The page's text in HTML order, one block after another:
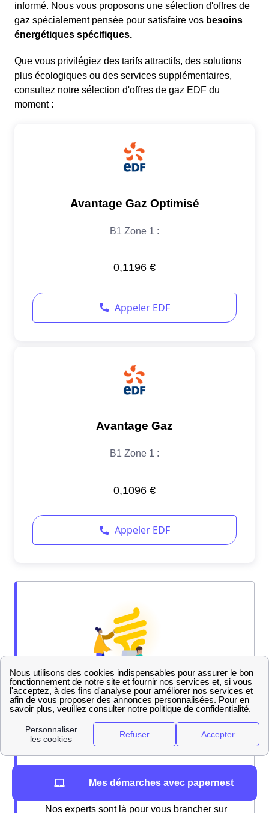
informé. Nous vous proposons une sélection d'offres de
gaz spécialement pensée pour satisfaire vos besoins
énergétiques spécifiques.
Que vous privilégiez des tarifs attractifs, des solutions
plus écologiques ou des services supplémentaires,
consultez notre sélection d'offres de gaz EDF du
moment :
Nos experts sont là pour vous brancher sur
Mes démarches avec papernest